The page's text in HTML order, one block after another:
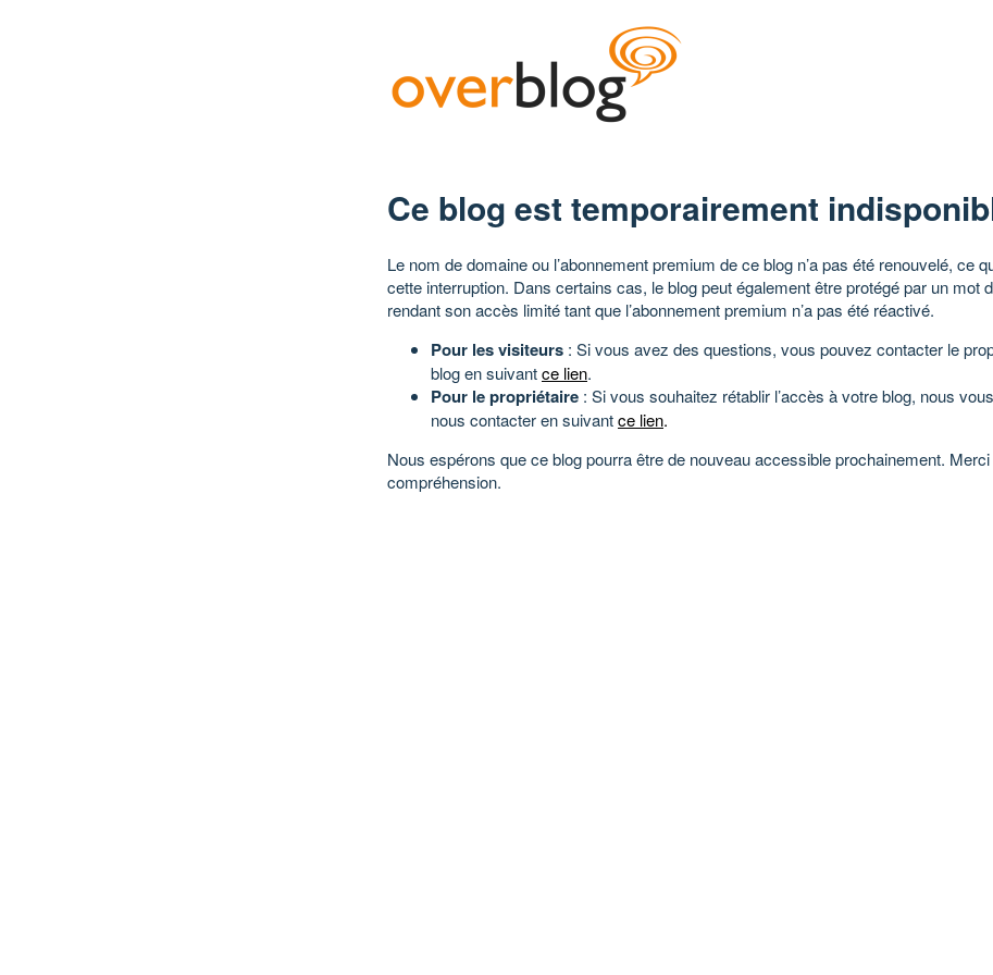
Ce blog est temporairement
Le nom de domaine ou l’abonnement premium de ce blog n’a pas été renouvelé, ce
cette interruption. Dans certains cas, le blog peut également être protégé par un mot
rendant son accès limité tant que l’abonnement premium n’a pas été réactivé.
Pour les visiteurs : Si vous avez des questions, vous pouvez contacter le
blog en suivantce lien.
Pour le propriétaire : Si vous souhaitez rétablir l’accès à votre blog, nous
nous contacter en suivantce lien.
Nous espérons que ce blog pourra être de nouveau accessible prochainement.
compréhension.